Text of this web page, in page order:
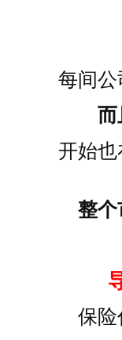
每间
而
开始
整
保